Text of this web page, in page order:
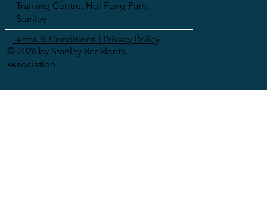
Training Centre: Hoi Fung Path,
Stanley
Terms & Conditions | Privacy Policy
© 2026 by Stanley Residents
Association